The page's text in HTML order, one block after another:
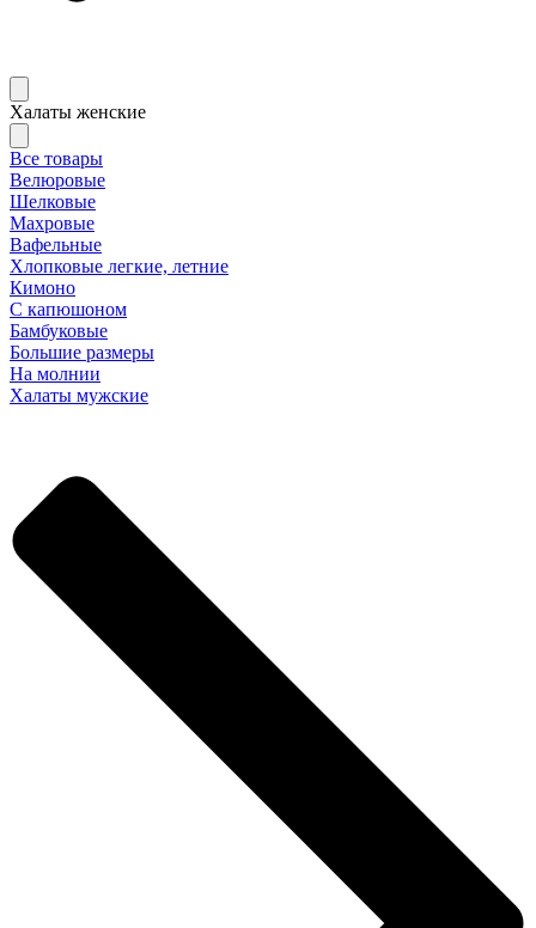
Халаты женские
Все товары
Велюровые
Шелковые
Махровые
Вафельные
Хлопковые легкие, летние
Кимоно
С капюшоном
Бамбуковые
Большие размеры
На молнии
Халаты мужские